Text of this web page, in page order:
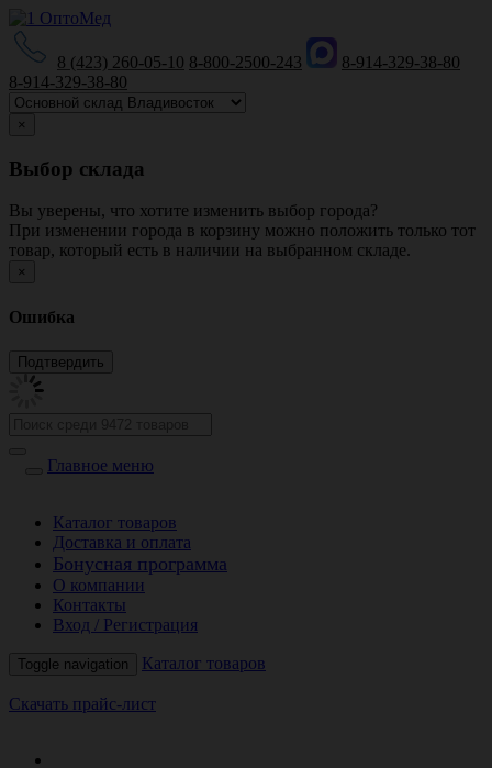
8 (423) 260-05-10 8-800-2500-243
8-914-329-38-80
8-914-329-38-80
×
Выбор склада
Вы уверены, что хотите изменить выбор города?
При изменении города в корзину можно положить только тот
товар, который есть в наличии на выбранном складе.
×
Ошибка
Главное меню
Каталог товаров
Доставка и оплата
Бонусная программа
О компании
Контакты
Вход / Регистрация
Toggle navigation Каталог товаров
Скачать прайс-лист